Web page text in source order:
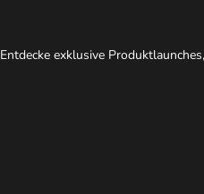
Entdecke exklusive